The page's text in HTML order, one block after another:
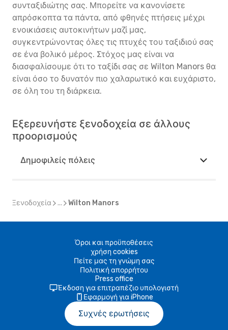
συνταξιδιώτης σας. Μπορείτε να κανονίσετε
απρόσκοπτα τα πάντα, από φθηνές πτήσεις μέχρι
ενοικιάσεις αυτοκινήτων μαζί μας,
συγκεντρώνοντας όλες τις πτυχές του ταξιδιού σας
σε ένα βολικό μέρος. Στόχος μας είναι να
διασφαλίσουμε ότι το ταξίδι σας σε Wilton Manors θα
είναι όσο το δυνατόν πιο χαλαρωτικό και ευχάριστο,
σε όλη του τη διάρκεια.
Εξερευνήστε ξενοδοχεία σε άλλους
προορισμούς
Δημοφιλείς πόλεις
Ξενοδοχεία ... Wilton Manors
Όροι και προϋποθέσεις
χρήση cookies
Πείτε μας τη γνώμη σας
Πολιτική απορρήτου
Press office
Έκδοση για επιτραπέζιο υπολογιστή
Εφαρμογή για iPhone
Συχνές ερωτήσεις